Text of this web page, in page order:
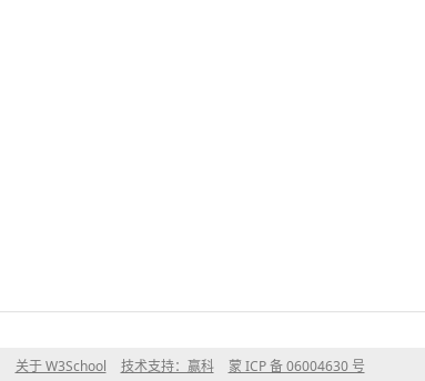
关于 W3School 技术支持：赢科 蒙 ICP 备 06004630 号